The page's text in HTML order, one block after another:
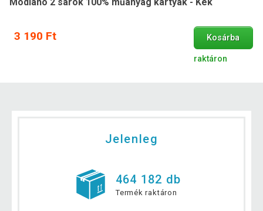
3 190 Ft Kosárba
raktáron
Jelenleg
464 182 db
Termék raktáron